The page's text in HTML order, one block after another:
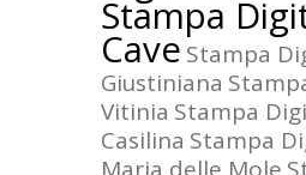
Stampa
Cave Stampa
Giustiniana
Vitinia Stampa
Casilina Stampa